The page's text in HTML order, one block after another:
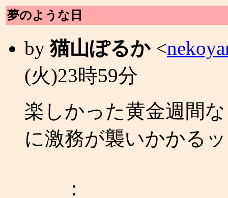
夢のような日
by猫山ぽるか<
(火)23時59分
楽しかった黄金週間
に激務が襲いかかる
：